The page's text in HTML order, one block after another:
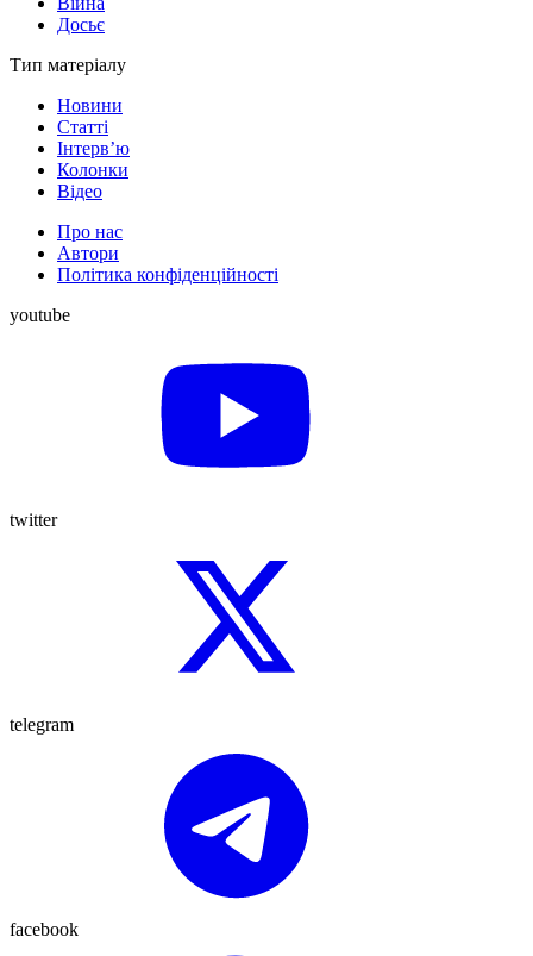
Досьє
Тип матеріалу
Новини
Статті
Інтерв’ю
Колонки
Відео
Про нас
Автори
Політика конфіденційності
youtube
twitter
telegram
facebook